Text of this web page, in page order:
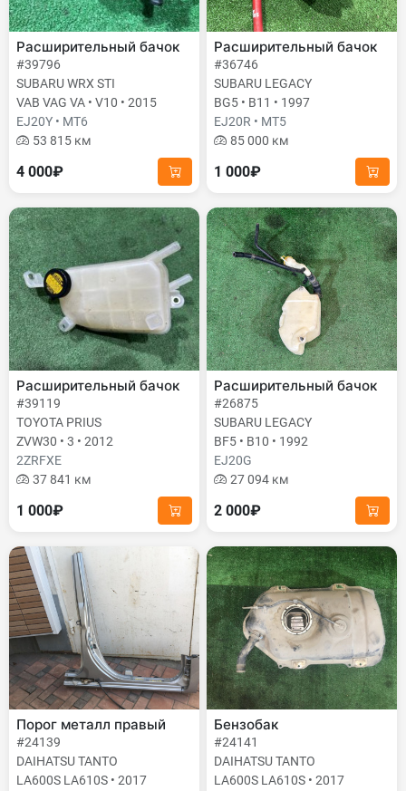
Расширительный бачок
#39796
SUBARU WRX STI
VAB VAG VA • V10 • 2015
EJ20Y • MT6
53 815 км
4 000₽
Расширительный бачок
#36746
SUBARU LEGACY
BG5 • B11 • 1997
EJ20R • MT5
85 000 км
1 000₽
Расширительный бачок
#39119
TOYOTA PRIUS
ZVW30 • 3 • 2012
2ZRFXE
37 841 км
1 000₽
Расширительный бачок
#26875
SUBARU LEGACY
BF5 • B10 • 1992
EJ20G
27 094 км
2 000₽
Порог металл правый
#24139
DAIHATSU TANTO
LA600S LA610S • 2017
Бензобак
#24141
DAIHATSU TANTO
LA600S LA610S • 2017